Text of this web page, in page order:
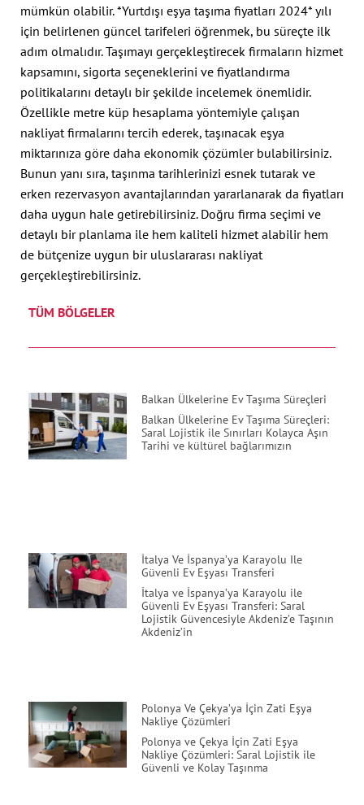
mümkün olabilir. *Yurtdışı eşya taşıma fiyatları 2024* yılı
için belirlenen güncel tarifeleri öğrenmek, bu süreçte ilk
adım olmalıdır. Taşımayı gerçekleştirecek firmaların hizmet
kapsamını, sigorta seçeneklerini ve fiyatlandırma
politikalarını detaylı bir şekilde incelemek önemlidir.
Özellikle metre küp hesaplama yöntemiyle çalışan
nakliyat firmalarını tercih ederek, taşınacak eşya
miktarınıza göre daha ekonomik çözümler bulabilirsiniz.
Bunun yanı sıra, taşınma tarihlerinizi esnek tutarak ve
erken rezervasyon avantajlarından yararlanarak da fiyatları
daha uygun hale getirebilirsiniz. Doğru firma seçimi ve
detaylı bir planlama ile hem kaliteli hizmet alabilir hem
de bütçenize uygun bir uluslararası nakliyat
gerçekleştirebilirsiniz.
TÜM BÖLGELER
Balkan Ülkelerine Ev Taşıma Süreçleri
Balkan Ülkelerine Ev Taşıma Süreçleri:
Saral Lojistik ile Sınırları Kolayca Aşın
Tarihi ve kültürel bağlarımızın
İtalya Ve İspanya’ya Karayolu Ile
Güvenli Ev Eşyası Transferi
İtalya ve İspanya’ya Karayolu ile
Güvenli Ev Eşyası Transferi: Saral
Lojistik Güvencesiyle Akdeniz’e Taşının
Akdeniz’in
Polonya Ve Çekya’ya İçin Zati Eşya
Nakliye Çözümleri
Polonya ve Çekya İçin Zati Eşya
Nakliye Çözümleri: Saral Lojistik ile
Güvenli ve Kolay Taşınma